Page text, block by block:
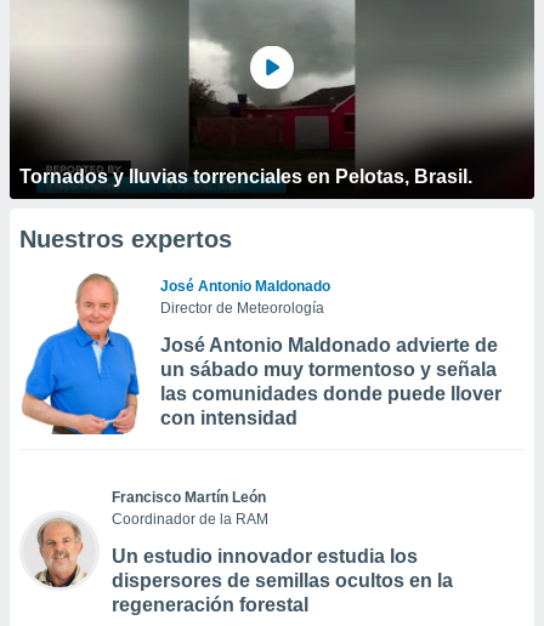
Tornados y lluvias torrenciales en Pelotas, Brasil.
Nuestros expertos
José Antonio Maldonado
Director de Meteorología
José Antonio Maldonado advierte de
un sábado muy tormentoso y señala
las comunidades donde puede llover
con intensidad
Francisco Martín León
Coordinador de la RAM
Un estudio innovador estudia los
dispersores de semillas ocultos en la
regeneración forestal